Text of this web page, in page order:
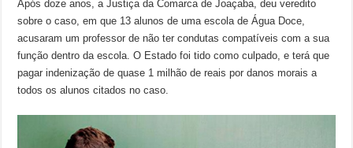
Após doze anos, a Justiça da Comarca de Joaçaba, deu veredito
sobre o caso, em que 13 alunos de uma escola de Água Doce,
acusaram um professor de não ter condutas compatíveis com a sua
função dentro da escola. O Estado foi tido como culpado, e terá que
pagar indenização de quase 1 milhão de reais por danos morais a
todos os alunos citados no caso.